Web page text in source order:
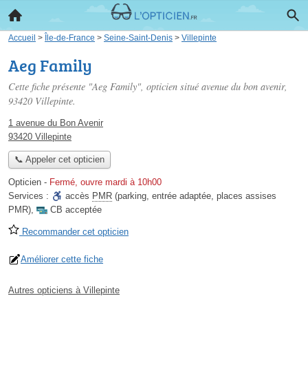
Accueil > Île-de-France > Seine-Saint-Denis > Villepinte
Aeg Family
Cette fiche présente "Aeg Family", opticien situé avenue du bon avenir,
93420 Villepinte.
1 avenue du Bon Avenir
93420 Villepinte
📞 Appeler cet opticien
Opticien - Fermé, ouvre mardi à 10h00
Services :
accès PMR (parking, entrée adaptée, places assises
PMR), CB acceptée
Recommander cet opticien
Améliorer cette fiche
Autres opticiens à Villepinte